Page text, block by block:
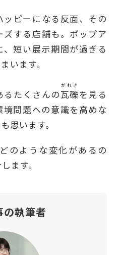
ピーになる反面、その
する店舗も。ポップア
短い展示期間が過ぎる
います。
たくさんの瓦礫
がれき
を見る
問題への意識を高めな
思います。
のような変化があるの
ます。
の執筆者